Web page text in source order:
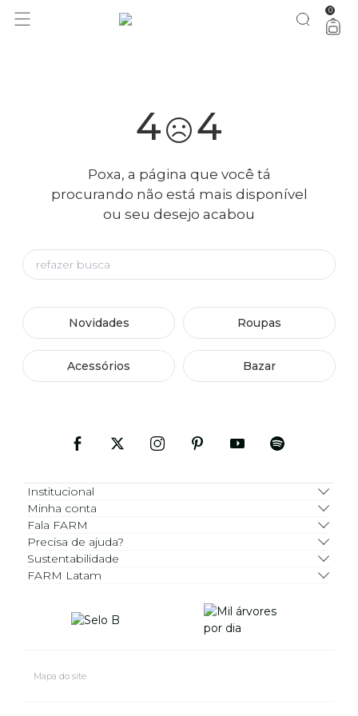
você merece 30% OFF pra comemorar com a gente aproveita! 0
4 4
Poxa, a página que você tá
procurando não está mais disponível
ou seu desejo acabou
Novidades Roupas
Acessórios Bazar
Institucional
Minha conta
Fala FARM
Precisa de ajuda?
Sustentabilidade
FARM Latam
Mapa do site